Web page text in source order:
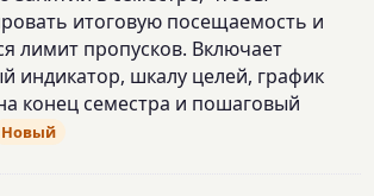
итоговую посещаемость и
лимит пропусков. Включает
индикатор, шкалу целей, график
конец семестра и пошаговый
Новый